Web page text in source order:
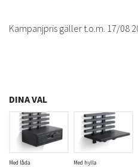
Kampanjpris gäller t.o.m. 17/08
DINA VAL
Med låda Med hylla